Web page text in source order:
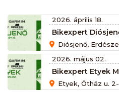
2026. április 18.
Bikexpert
Diósjenő, Erdészet, Hrsz:158/2., 2643
2026. május 02.
Bikexpert Etyek
Etyek, Ötház u. 2-A, 2091, 2091